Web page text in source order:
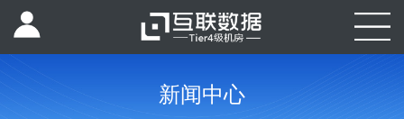
新闻中心